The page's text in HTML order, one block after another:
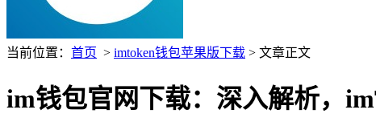
当前位置： 首页 > imtoken钱包苹果版下载 > 文章正文
im钱包官网下载：深入解析，